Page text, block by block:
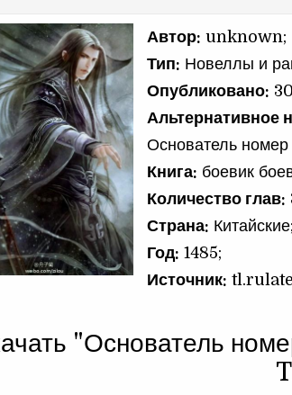
Автор: unknown;
Тип: Новеллы и
Опубликовано:
Альтернативное
Основатель номер
Книга: боевик
Количество глав:
Страна: Китайские;
Год: 1485;
Источник:
"Основатель